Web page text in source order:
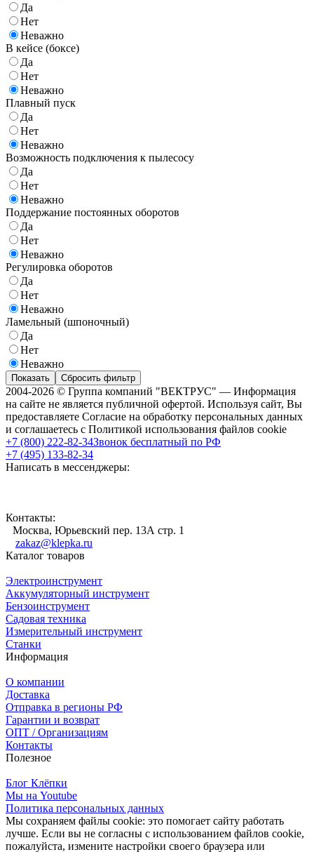
Да
Нет
Неважно
В кейсе (боксе)
Да
Нет
Неважно
Плавный пуск
Да
Нет
Неважно
Возможность подключения к пылесосу
Да
Нет
Неважно
Поддержание постоянных оборотов
Да
Нет
Неважно
Регулировка оборотов
Да
Нет
Неважно
Ламельный (шпоночный)
Да
Нет
Неважно
Показать Сбросить фильтр
2004-2026 © Группа компаний "ВЕКТРУС" — Информация
на сайте не является публичной офертой. Используя сайт, Вы
предоставляете Согласие на обработку персональных данных
и соглашаетесь с Политикой использования файлов cookie
+7 (800) 222-82-34Звонок бесплатный по РФ
+7 (495) 133-82-34
Написать в мессенджеры:
Контакты:
Москва, Юрьевский пер. 13А стр. 1
zakaz@klepka.ru
Каталог товаров
Электроинструмент
Аккумуляторный инструмент
Бензоинструмент
Садовая техника
Измерительный инструмент
Станки
Информация
О компании
Доставка
Отправка в регионы РФ
Гарантии и возврат
ОПТ / Организациям
Контакты
Полезное
Блог Клёпки
Мы на Youtube
Политика персональных данных
Мы сохраняем файлы cookie: это помогает сайту работать
лучше. Если вы не согласны с использованием файлов cookie,
пожалуйста, измените настройки своего браузера или